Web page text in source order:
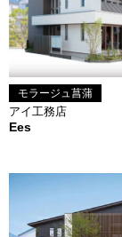
モラージュ菖蒲
アイ工務店
Ees